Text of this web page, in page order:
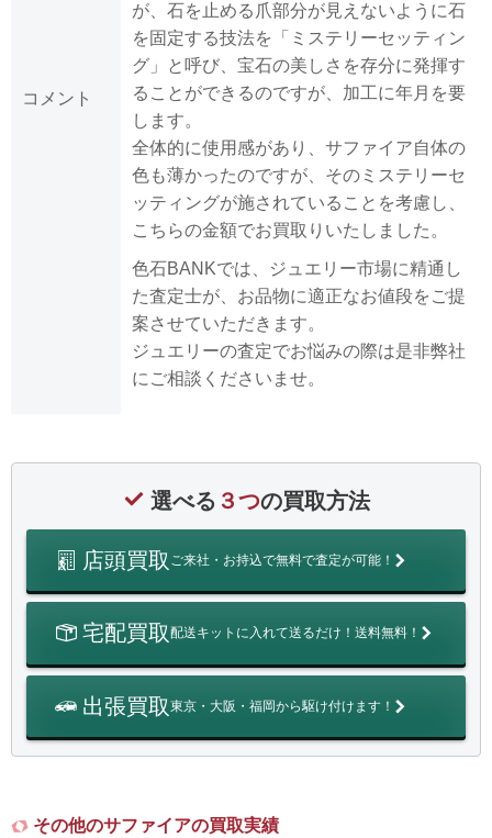
コメント
が、石を止める爪部分が見えないように石
を固定する技法を「ミステリーセッティン
グ」と呼び、宝石の美しさを存分に発揮す
ることができるのですが、加工に年月を要
します。
全体的に使用感があり、サファイア自体の
色も薄かったのですが、そのミステリーセ
ッティングが施されていることを考慮し、
こちらの金額でお買取りいたしました。
色石BANKでは、ジュエリー市場に精通し
た査定士が、お品物に適正なお値段をご提
案させていただきます。
ジュエリーの査定でお悩みの際は是非弊社
にご相談くださいませ。
選べる ３つの買取方法
店頭買取 ご来社・お持込で無料で査定が可能！
宅配買取配送キットに入れて送るだけ！送料無料！
出張買取東京・大阪・福岡から駆け付けます！
その他のサファイアの買取実績